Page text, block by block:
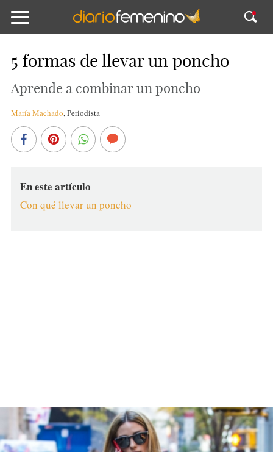
5 formas de llevar un poncho
Aprende a combinar un poncho
María Machado,Periodista
En este artículo
Con qué llevar un poncho